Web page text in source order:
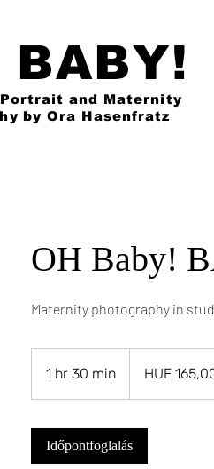
BABY!
and Maternity
by Ora Hasenfratz
OH Baby!
Maternity photography in
1 hr 30 min
h
0
forintsHUF
Időpontfoglalás